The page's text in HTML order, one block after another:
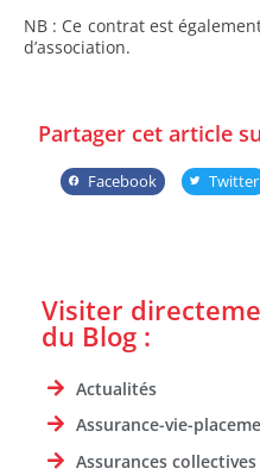
NB : Ce contrat est
d’association.
Partager cet article
Facebook Twitter
Visiter
du Blog :
Actualités
Assurance-vie-
Assurances collectives